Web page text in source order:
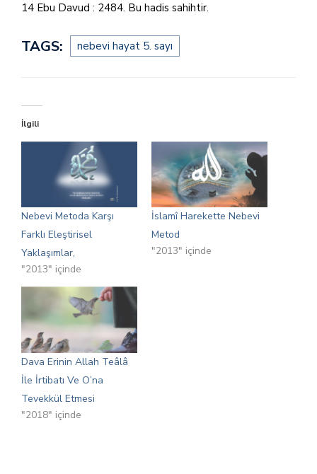
14 Ebu Davud : 2484. Bu hadis sahihtir.
TAGS: nebevi hayat 5. sayı
İlgili
Nebevi Metoda Karşı
Farklı Eleştirisel
Yaklaşımlar,
"2013" içinde
İslamî Harekette Nebevi
Metod
"2013" içinde
Dava Erinin Allah Teâlâ
İle İrtibatı Ve O’na
Tevekkül Etmesi
"2018" içinde